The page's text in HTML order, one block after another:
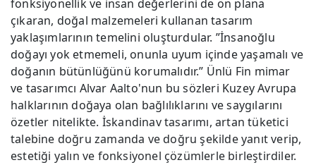
fonksiyonellik ve insan değerlerini de ön plana
çıkaran, doğal malzemeleri kullanan tasarım
yaklaşımlarının temelini oluşturdular. ”İnsanoğlu
doğayı yok etmemeli, onunla uyum içinde yaşamalı ve
doğanın bütünlüğünü korumalıdır.” Ünlü Fin mimar
ve tasarımcı Alvar Aalto'nun bu sözleri Kuzey Avrupa
halklarının doğaya olan bağlılıklarını ve saygılarını
özetler nitelikte. İskandinav tasarımı, artan tüketici
talebine doğru zamanda ve doğru şekilde yanıt verip,
estetiği yalın ve fonksiyonel çözümlerle birleştirdiler.